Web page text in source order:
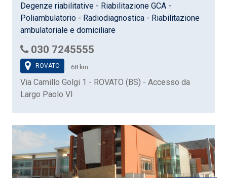
Degenze riabilitative - Riabilitazione GCA -
Poliambulatorio - Radiodiagnostica - Riabilitazione
ambulatoriale e domiciliare
030 7245555
ROVATO 68 km
Via Camillo Golgi 1 - ROVATO (BS) - Accesso da
Largo Paolo VI